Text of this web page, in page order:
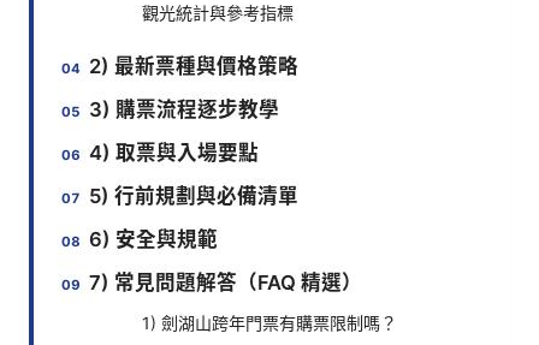
觀光統計與參考指標
2) 最新票種與價格策略
3) 購票流程逐步教學
4) 取票與入場要點
5) 行前規劃與必備清單
6) 安全與規範
7) 常見問題解答（FAQ 精選）
1) 劍湖山跨年門票有購票限制嗎？